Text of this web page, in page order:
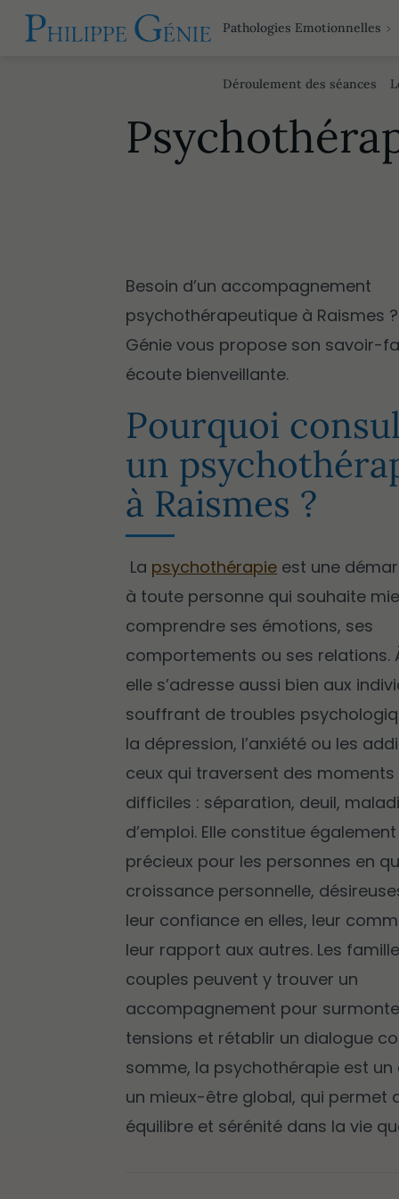
Pathologies Emotionnelles
Déroulement des séances
Besoin d’un accompagnement
psychothérapeutique à Raismes
Génie vous propose son savoir-
écoute bienveillante.
Pourquoi
un
à Raismes ?
La psychothérapie est une
à toute personne qui souhaite
comprendre ses émotions, ses
comportements ou ses relations.
elle s’adresse aussi bien aux
souffrant de troubles
la dépression, l’anxiété ou les
ceux qui traversent des moments
difficiles : séparation, deuil,
d’emploi. Elle constitue
précieux pour les personnes en
croissance personnelle,
leur confiance en elles, leur
leur rapport aux autres. Les
couples peuvent y trouver un
accompagnement pour
tensions et rétablir un dialogue
somme, la psychothérapie est un
un mieux-être global, qui permet
équilibre et sérénité dans la vie